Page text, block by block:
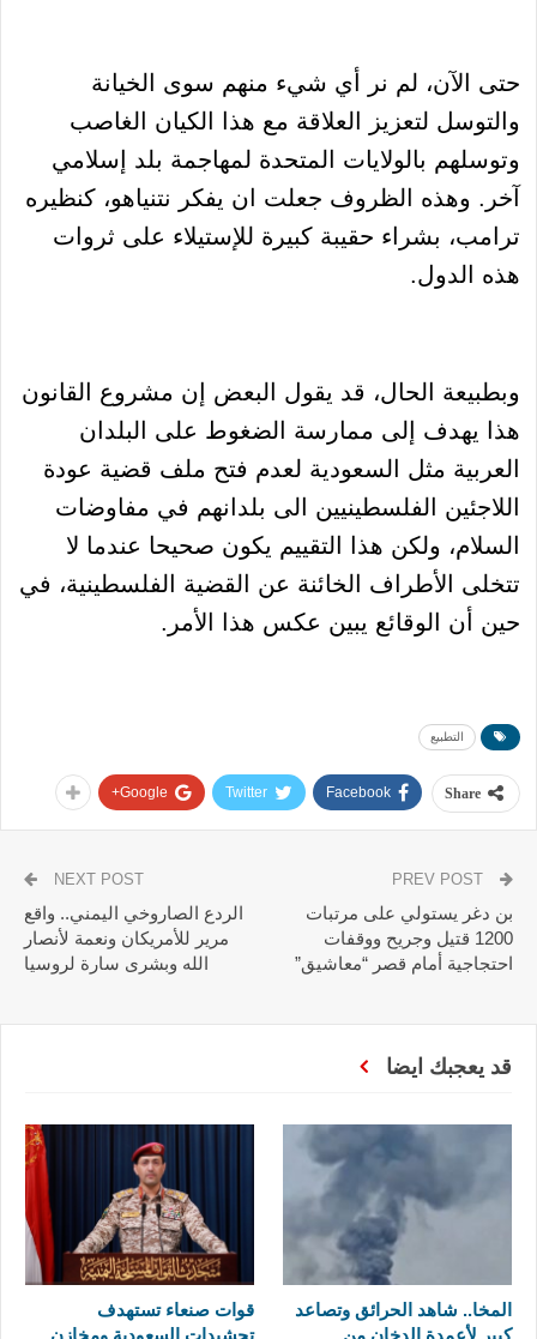
حتى الآن، لم نر أي شيء منهم سوى الخيانة
والتوسل لتعزيز العلاقة مع هذا الكيان الغاصب
وتوسلهم بالولايات المتحدة لمهاجمة بلد إسلامي
آخر. وهذه الظروف جعلت ان يفكر نتنياهو، كنظيره
ترامب، بشراء حقيبة كبيرة للإستيلاء على ثروات
هذه الدول.
وبطبيعة الحال، قد يقول البعض إن مشروع القانون
هذا يهدف إلى ممارسة الضغوط على البلدان
العربية مثل السعودية لعدم فتح ملف قضية عودة
اللاجئين الفلسطينيين الى بلدانهم في مفاوضات
السلام، ولكن هذا التقييم يكون صحيحا عندما لا
تتخلى الأطراف الخائنة عن القضية الفلسطينية، في
حين أن الوقائع يبين عكس هذا الأمر.
التطبيع
Share
Facebook
Twitter
Google+
بن دغر يستولي على مرتبات
1200 قتيل وجريح ووقفات
احتجاجية أمام قصر “معاشيق”
NEXT POST
الردع الصاروخي اليمني.. واقع
مرير للأمريكان ونعمة لأنصار
الله وبشرى سارة لروسيا
قد يعجبك ايضا
المخا.. شاهد الحرائق وتصاعد
كبير لأعمدة الدخان من
قوات صنعاء تستهدف
تحشيدات السعودية ومخازن